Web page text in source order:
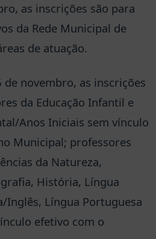
as inscrições são para
da Rede Municipal de
de atuação.
de novembro, as inscrições
da Educação Infantil e
Anos Iniciais sem vínculo
Municipal; professores
da Natureza,
História, Língua
Inglês, Língua Portuguesa
efetivo com o